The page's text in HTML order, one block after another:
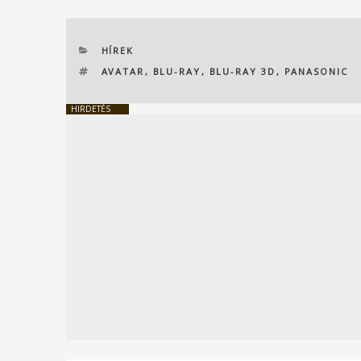
KATEGÓRIÁK
HÍREK
CÍMKÉK
AVATAR , BLU-RAY , BLU-RAY 3D , PANASONIC
HIRDETÉS